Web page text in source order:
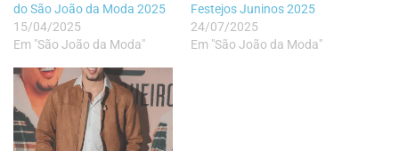
do São João da Moda 2025
15/04/2025
Em "São João da Moda"
Festejos Juninos 2025
24/07/2025
Em "São João da Moda"